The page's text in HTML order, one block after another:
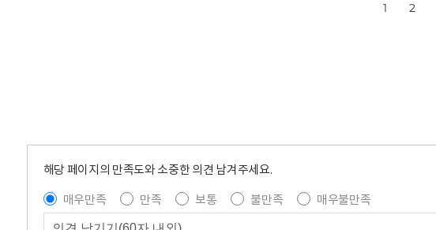
1 2
해당 페이지의 만족도와 소중한 의견 남겨주세요.
매우만족
만족 보통 불만족
매우불만족